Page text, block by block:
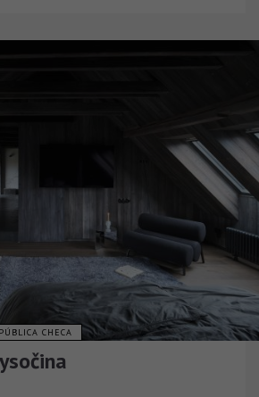
CHECA